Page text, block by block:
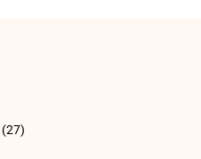
(27)